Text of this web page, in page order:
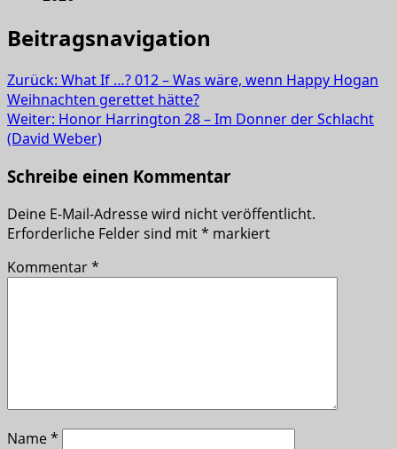
Beitragsnavigation
Zurück: What If …? 012 – Was wäre, wenn Happy Hogan
Weihnachten gerettet hätte?
Weiter: Honor Harrington 28 – Im Donner der Schlacht
(David Weber)
Schreibe einen Kommentar
Deine E-Mail-Adresse wird nicht veröffentlicht.
Erforderliche Felder sind mit* markiert
Kommentar*
Name*